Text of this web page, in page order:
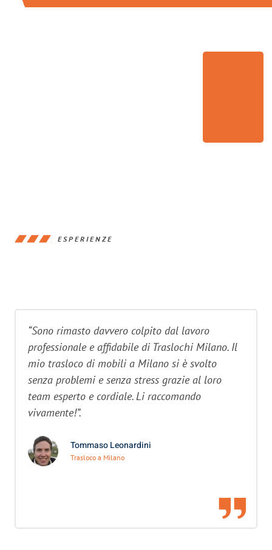
ESPERIENZE
“Sono rimasto davvero colpito dal lavoro
professionale e affidabile di Traslochi Milano. Il
mio trasloco di mobili a Milano si è svolto
senza problemi e senza stress grazie al loro
team esperto e cordiale. Li raccomando
vivamente!”.
Tommaso Leonardini
Trasloco a Milano